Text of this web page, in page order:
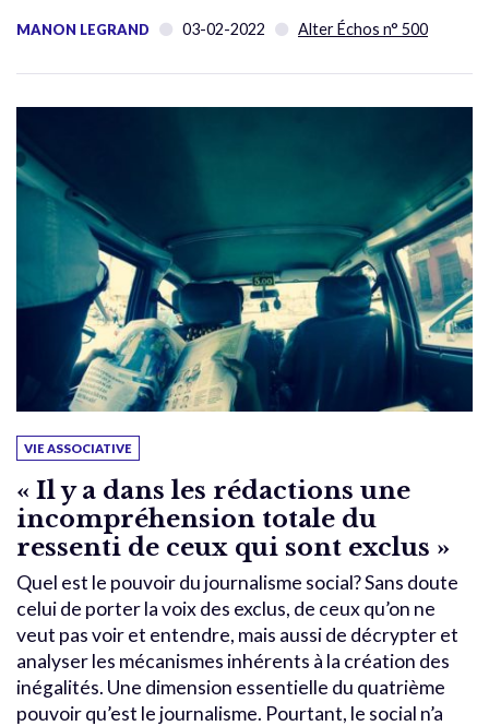
MANON LEGRAND 03-02-2022 Alter Échos n° 500
VIE ASSOCIATIVE
« Il y a dans les rédactions une
incompréhension totale du
ressenti de ceux qui sont exclus »
Quel est le pouvoir du journalisme social? Sans doute
celui de porter la voix des exclus, de ceux qu’on ne
veut pas voir et entendre, mais aussi de décrypter et
analyser les mécanismes inhérents à la création des
inégalités. Une dimension essentielle du quatrième
pouvoir qu’est le journalisme. Pourtant, le social n’a